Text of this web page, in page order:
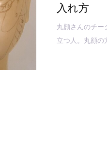
入れ方
丸顔さんのチー
立つ人。丸顔の